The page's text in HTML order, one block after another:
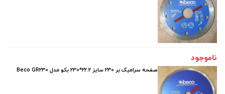
ناموجود
صفحه سرامیک بر 230 سایز 22.2*230 بکو مدل Beco GR230